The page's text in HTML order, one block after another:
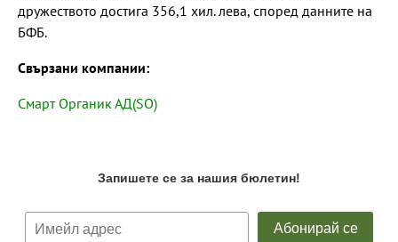
дружеството достига 356,1 хил. лева, според данните на
БФБ.
Свързани компании:
Смарт Органик АД(SO)